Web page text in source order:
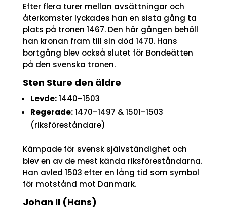
Efter flera turer mellan avsättningar och
återkomster lyckades han en sista gång ta
plats på tronen 1467. Den här gången behöll
han kronan fram till sin död 1470. Hans
bortgång blev också slutet för Bondeätten
på den svenska tronen.
Sten Sture den äldre
Levde:1440–1503
Regerade:1470–1497 & 1501–1503
(riksföreståndare)
Kämpade för svensk självständighet och
blev en av de mest kända riksföreståndarna.
Han avled 1503 efter en lång tid som symbol
för motstånd mot Danmark.
Johan II (Hans)